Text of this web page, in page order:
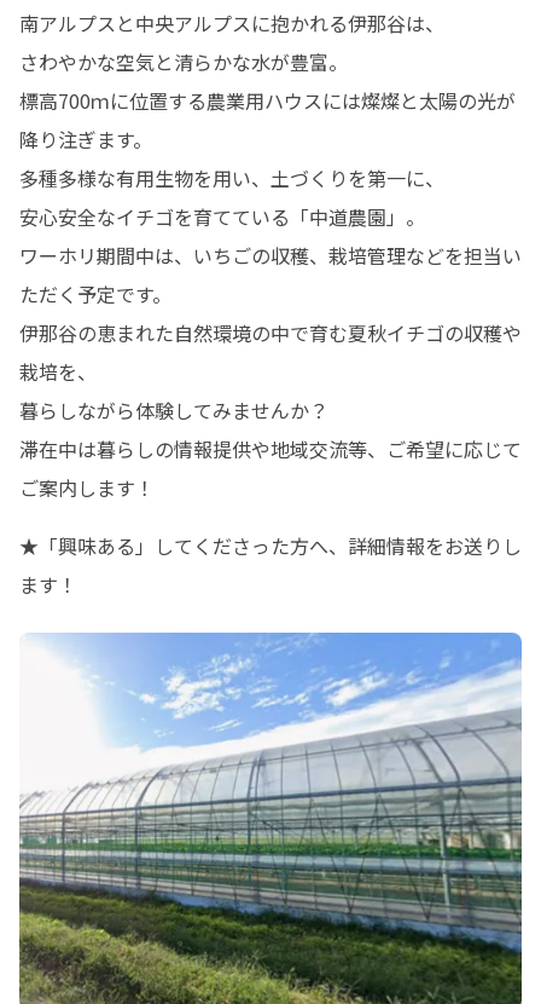
南アルプスと中央アルプスに抱かれる伊那谷は、
さわやかな空気と清らかな水が豊富。
標高700ｍに位置する農業用ハウスには燦燦と太陽の光が
降り注ぎます。
多種多様な有用生物を用い、土づくりを第一に、
安心安全なイチゴを育てている「中道農園」。
ワーホリ期間中は、いちごの収穫、栽培管理などを担当い
ただく予定です。
伊那谷の恵まれた自然環境の中で育む夏秋イチゴの収穫や
栽培を、
暮らしながら体験してみませんか？
滞在中は暮らしの情報提供や地域交流等、ご希望に応じて
ご案内します！
★「興味ある」してくださった方へ、詳細情報をお送りし
ます！